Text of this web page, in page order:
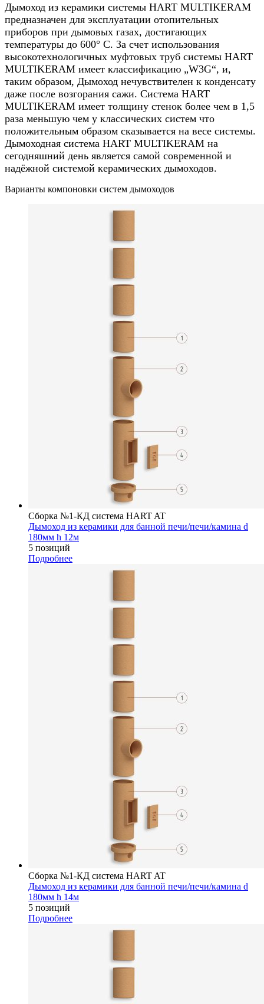
Дымоход из керамики системы HART MULTIKERAM
предназначен для эксплуатации отопительных
приборов при дымовых газах, достигающих
температуры до 600° C. За счет использования
высокотехнологичных муфтовых труб системы HART
MULTIKERAM имеет классификацию „W3G“, и,
таким образом, Дымоход нечувствителен к конденсату
даже после возгорания сажи. Система HART
MULTIKERAM имеет толщину стенок более чем в 1,5
раза меньшую чем у классических систем что
положительным образом сказывается на весе системы.
Дымоходная система HART MULTIKERAM на
сегодняшний день является самой современной и
надёжной системой керамических дымоходов.
Варианты компоновки систем дымоходов
Сборка №1-КД система HART AT
Дымоход из керамики для банной печи/печи/камина d
180мм h 12м
5 позиций
Подробнее
Сборка №1-КД система HART AT
Дымоход из керамики для банной печи/печи/камина d
180мм h 14м
5 позиций
Подробнее